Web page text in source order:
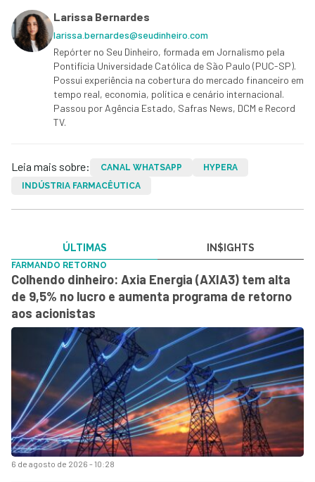
Larissa Bernardes
larissa.bernardes@seudinheiro.com
Repórter no Seu Dinheiro, formada em Jornalismo pela
Pontifícia Universidade Católica de São Paulo (PUC-SP).
Possui experiência na cobertura do mercado financeiro em
tempo real, economia, política e cenário internacional.
Passou por Agência Estado, Safras News, DCM e Record
TV.
Leia mais sobre: CANAL WHATSAPP
HYPERA
INDÚSTRIA FARMACÊUTICA
ÚLTIMAS IN$IGHTS
6 de agosto de 2026 - 10:28
FARMANDO RETORNO
Colhendo dinheiro: Axia Energia (AXIA3) tem alta
de 9,5% no lucro e aumenta programa de retorno
aos acionistas